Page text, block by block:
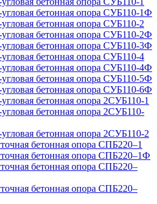
бетонная опора СУБ110-1Ф
бетонная опора СУБ110-2
бетонная опора СУБ110-2Ф
бетонная опора СУБ110-3Ф
бетонная опора СУБ110-4
бетонная опора СУБ110-4Ф
бетонная опора СУБ110-5Ф
бетонная опора СУБ110-6Ф
бетонная опора 2СУБ110-1
бетонная опора 2СУБ110-
бетонная опора 2СУБ110-2
бетонная опора СПБ220–1
бетонная опора СПБ220–1Ф
бетонная опора СПБ220–
бетонная опора СПБ220–